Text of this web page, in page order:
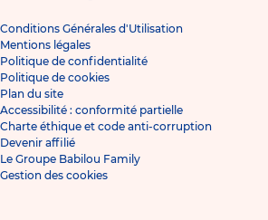
Conditions Générales d'Utilisation
Mentions légales
Politique de confidentialité
Politique de cookies
Plan du site
Accessibilité : conformité partielle
Charte éthique et code anti-corruption
Devenir affilié
Le Groupe Babilou Family
Gestion des cookies